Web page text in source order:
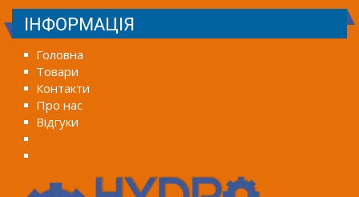
ІНФОРМАЦІЯ
Головна
Товари
Контакти
Про нас
Відгуки